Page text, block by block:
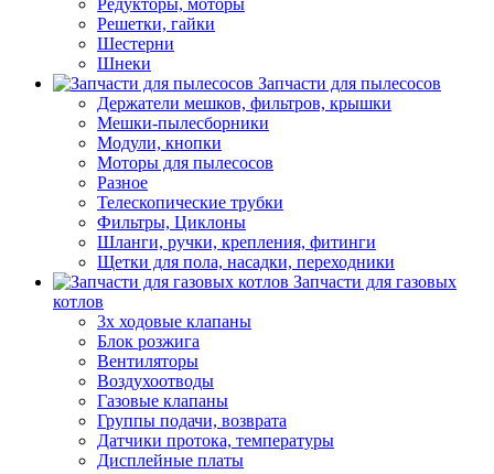
Редукторы, моторы
Решетки, гайки
Шестерни
Шнеки
Запчасти для пылесосов
Держатели мешков, фильтров, крышки
Мешки-пылесборники
Модули, кнопки
Моторы для пылесосов
Разное
Телескопические трубки
Фильтры, Циклоны
Шланги, ручки, крепления, фитинги
Щетки для пола, насадки, переходники
Запчасти для газовых
котлов
3х ходовые клапаны
Блок розжига
Вентиляторы
Воздухоотводы
Газовые клапаны
Группы подачи, возврата
Датчики протока, температуры
Дисплейные платы